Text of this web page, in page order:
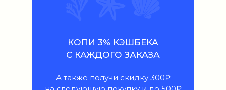
КОПИ 3% КЭШБЕКА
С КАЖДОГО ЗАКАЗА
А также получи скидку 300₽